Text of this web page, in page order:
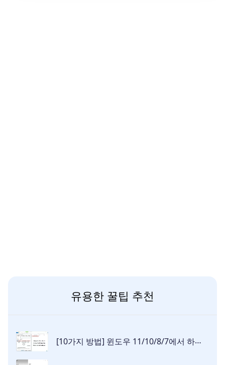
유용한 꿀팁 추천
[10가지 방법] 윈도우 11/10/8/7에서 하드 디스크가 가득 찼지만 파일이 없을 때의 해결법